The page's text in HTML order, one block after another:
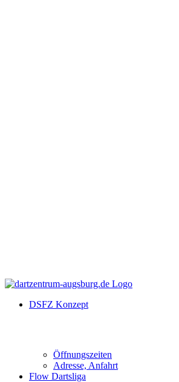
DSFZ Konzept
Öffnungszeiten
Adresse, Anfahrt
Flow Dartsliga